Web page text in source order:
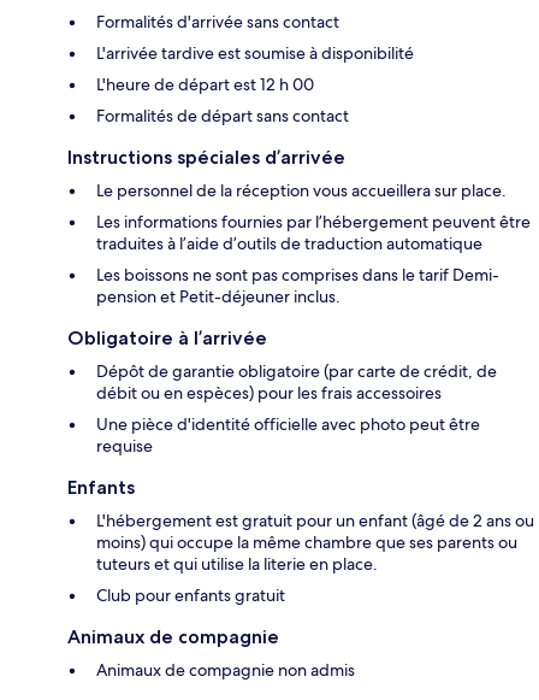
Formalités d'arrivée sans contact
L'arrivée tardive est soumise à disponibilité
L'heure de départ est 12 h 00
Formalités de départ sans contact
Instructions spéciales d’arrivée
Le personnel de la réception vous accueillera sur place.
Les informations fournies par l’hébergement peuvent être
traduites à l’aide d’outils de traduction automatique
Les boissons ne sont pas comprises dans le tarif Demi-
pension et Petit-déjeuner inclus.
Obligatoire à l’arrivée
Dépôt de garantie obligatoire (par carte de crédit, de
débit ou en espèces) pour les frais accessoires
Une pièce d'identité officielle avec photo peut être
requise
Enfants
L'hébergement est gratuit pour un enfant (âgé de 2 ans ou
moins) qui occupe la même chambre que ses parents ou
tuteurs et qui utilise la literie en place.
Club pour enfants gratuit
Animaux de compagnie
Animaux de compagnie non admis